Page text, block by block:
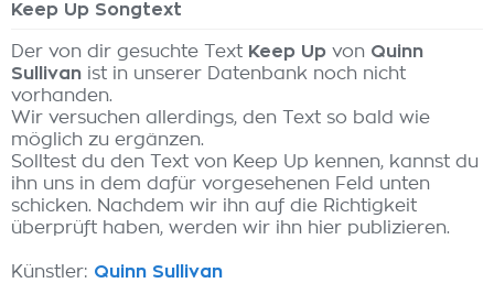
Keep Up Songtext
Der von dir gesuchte Text Keep Up von Quinn
Sullivan ist in unserer Datenbank noch nicht
vorhanden.
Wir versuchen allerdings, den Text so bald wie
möglich zu ergänzen.
Solltest du den Text von Keep Up kennen, kannst du
ihn uns in dem dafür vorgesehenen Feld unten
schicken. Nachdem wir ihn auf die Richtigkeit
überprüft haben, werden wir ihn hier publizieren.
Künstler: Quinn Sullivan